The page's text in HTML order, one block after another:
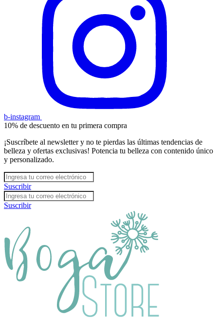
b-instagram
10% de descuento en tu primera compra
¡Suscríbete al newsletter y no te pierdas las últimas tendencias de
belleza y ofertas exclusivas! Potencia tu belleza con contenido único
y personalizado.
Suscribir
Suscribir